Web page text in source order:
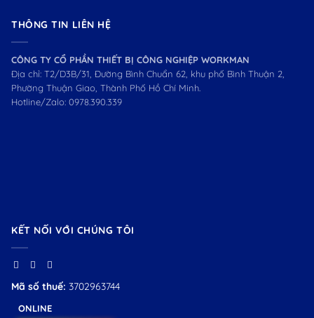
THÔNG TIN LIÊN HỆ
CÔNG TY CỔ PHẦN THIẾT BỊ CÔNG NGHIỆP WORKMAN
Địa chỉ: T2/D3B/31, Đường Bình Chuẩn 62, khu phố Bình Thuận 2,
Phường Thuận Giao, Thành Phố Hồ Chí Minh.
Hotline/Zalo: 0978.390.339
KẾT NỐI VỚI CHÚNG TÔI
Mã số thuế: 3702963744
ONLINE